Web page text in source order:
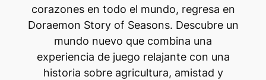
corazones en todo el mundo, regresa en
Doraemon Story of Seasons. Descubre un
mundo nuevo que combina una
experiencia de juego relajante con una
historia sobre agricultura, amistad y